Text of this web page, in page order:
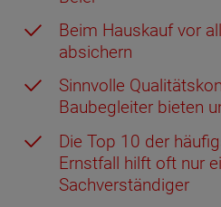
Beim Hauskauf vor
absichern
Sinnvolle
Baubegleiter bieten
Die Top 10 der
Ernstfall hilft oft nur
Sachverständiger